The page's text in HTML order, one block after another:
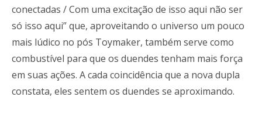
conectadas / Com uma excitação de isso aqui não ser
só isso aqui” que, aproveitando o universo um pouco
mais lúdico no pós Toymaker, também serve como
combustível para que os duendes tenham mais força
em suas ações. A cada coincidência que a nova dupla
constata, eles sentem os duendes se aproximando.